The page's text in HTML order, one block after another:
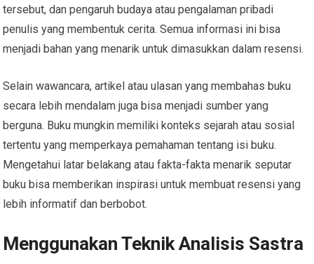
tersebut, dan pengaruh budaya atau pengalaman pribadi
penulis yang membentuk cerita. Semua informasi ini bisa
menjadi bahan yang menarik untuk dimasukkan dalam resensi.
Selain wawancara, artikel atau ulasan yang membahas buku
secara lebih mendalam juga bisa menjadi sumber yang
berguna. Buku mungkin memiliki konteks sejarah atau sosial
tertentu yang memperkaya pemahaman tentang isi buku.
Mengetahui latar belakang atau fakta-fakta menarik seputar
buku bisa memberikan inspirasi untuk membuat resensi yang
lebih informatif dan berbobot.
Menggunakan Teknik Analisis Sastra